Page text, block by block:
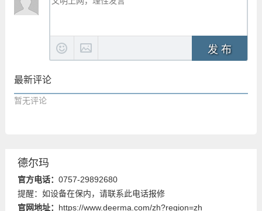
发 布
最新评论
暂无评论
德尔玛
官方电话： 0757-29892680
提醒：如设备在保内，请联系此电话报修
官网地址： https://www.deerma.com/zh?region=zh